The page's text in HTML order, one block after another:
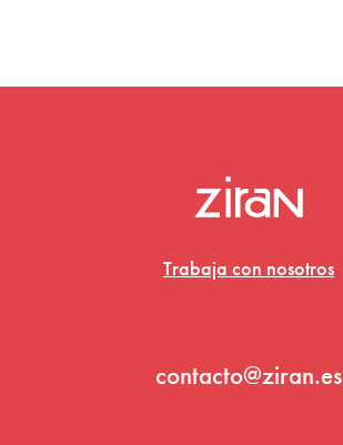
Trabaja con nosotros
contacto@ziran.es